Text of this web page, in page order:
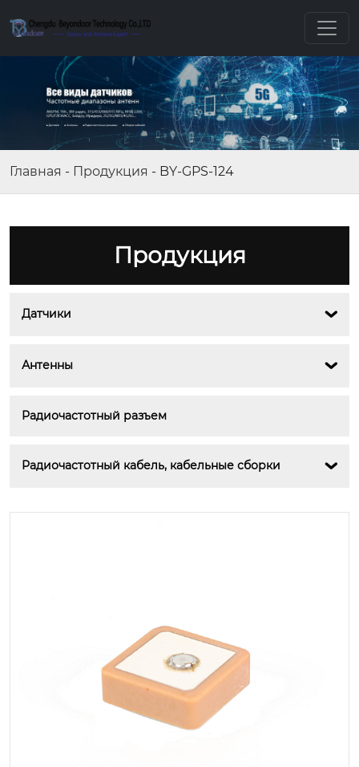
Главная - Продукция - BY-GPS-124
Продукция
Датчики 
Антенны 
Радиочастотный разъем
Радиочастотный кабель, кабельные сборки 